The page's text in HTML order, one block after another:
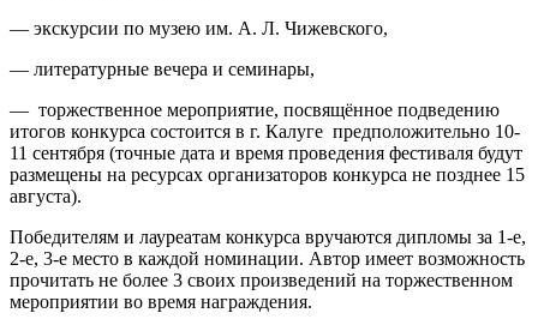
— экскурсии по музею им. А. Л. Чижевского,
— литературные вечера и семинары,
— торжественное мероприятие, посвящённое подведению
итогов конкурса состоится в г. Калуге предположительно 10-
11 сентября (точные дата и время проведения фестиваля будут
размещены на ресурсах организаторов конкурса не позднее 15
августа).
Победителям и лауреатам конкурса вручаются дипломы за 1-е,
2-е, 3-е место в каждой номинации. Автор имеет возможность
прочитать не более 3 своих произведений на торжественном
мероприятии во время награждения.